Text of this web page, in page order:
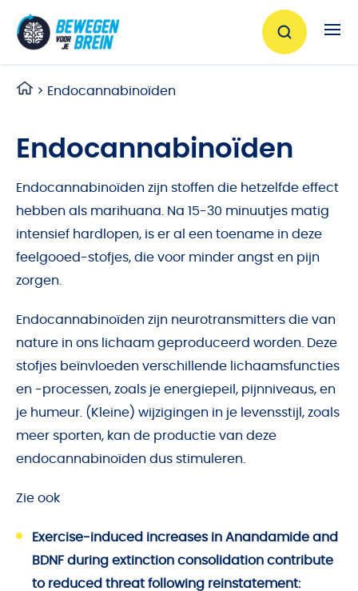
> Endocannabinoïden
Endocannabinoïden
Endocannabinoïden zijn stoffen die hetzelfde effect
hebben als marihuana. Na 15-30 minuutjes matig
intensief hardlopen, is er al een toename in deze
feelgooed-stofjes, die voor minder angst en pijn
zorgen.
Endocannabinoïden zijn neurotransmitters die van
nature in ons lichaam geproduceerd worden. Deze
stofjes beïnvloeden verschillende lichaamsfuncties
en -processen, zoals je energiepeil, pijnniveaus, en
je humeur. (Kleine) wijzigingen in je levensstijl, zoals
meer sporten, kan de productie van deze
endocannabinoïden dus stimuleren.
Zie ook
Exercise-induced increases in Anandamide and
BDNF during extinction consolidation contribute
to reduced threat following reinstatement: